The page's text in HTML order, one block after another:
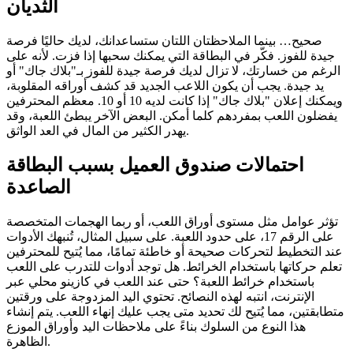
الثديان
صحيح… بينما الملاحظتان اللتان ستساعدانك، لديك حاليًا فرصة
جيدة للفوز. فكّر في البطاقة التي يمكنك سحبها إذا فزت. لأنه على
الرغم من خسارتك، لا تزال لديك فرصة جيدة للفوز بـ"بلاك جاك" أو
يد جيدة. يجب أن يكون اللاعب الجديد قد كشف أوراقه المقلوبة،
ويمكنك إعلان "بلاك جاك" إذا كانت لديه 10 أو 10. معظم المحترفين
يفضلون اللعب بمفردهم كلما أمكن. البعض الآخر يبطئ اللعبة، وقد
يهدر الكثير من المال في العد الواثق.
احتمالات صندوق العميل بسبب البطاقة
الصاعدة
تؤثر عوامل مثل مستوى أوراق اللعب، أو ربما الهجمات المتخصصة
على الرقم 17، على حدود اللعبة. على سبيل المثال، تُنبهك الأدوات
عند التخطيط لتحركات صحيحة أو خاطئة تمامًا، مما يُتيح للمحترفين
تعلم حركاتها باستخدام الخرائط. هل توجد أدوات للتدرب على اللعب
باستخدام خرائط اللعبة؟ حتى عند اللعب في كازينو محلي عبر
الإنترنت، انتبه لهذه النصائح. تحتوي اليد المزدوجة على ورقتين
متطابقتين، مما يُتيح لك تحديد متى يجب عليك إنهاء اللعب. يتم إنشاء
هذا النوع من السلوك بناءً على ملاحظات اليد وأوراق الموزع
الظاهرة.